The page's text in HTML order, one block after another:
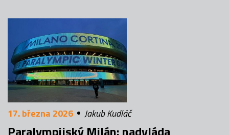
17. března 2026 Jakub Kudláč
Paralympijský Milán: nadvláda